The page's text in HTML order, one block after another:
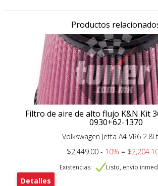
Productos
Filtro de aire de alto flujo K&N Kit
0930+62-1370
Volkswagen Jetta A4 VR6
$2,449.00 - 10%=
Existencias: Listo, envío
Detalles